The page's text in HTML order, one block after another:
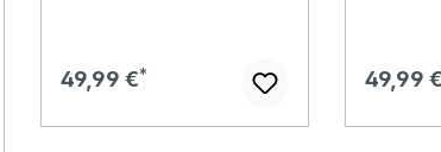
Regulärer Preis:
49,99 € 49,99